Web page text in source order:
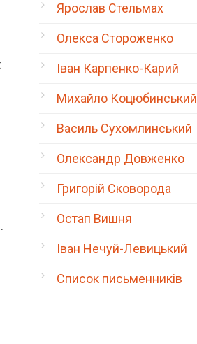
Ярослав Стельмах
Олекса Стороженко
Іван Карпенко-Карий
Михайло Коцюбинський
Василь Сухомлинський
Олександр Довженко
Григорій Сковорода
Остап Вишня
Іван Нечуй-Левицький
Список письменників